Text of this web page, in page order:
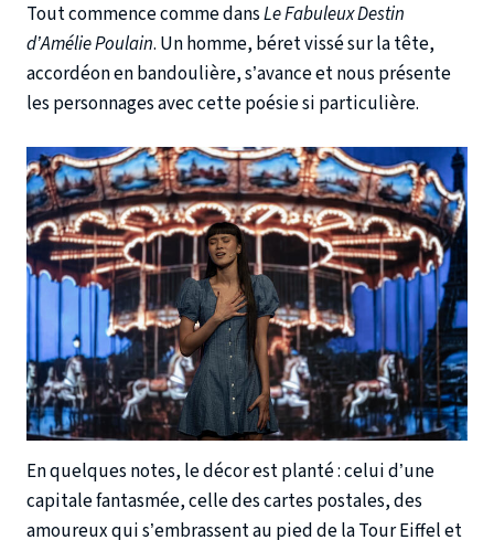
Tout commence comme dansLe Fabuleux Destin
d’Amélie Poulain. Un homme, béret vissé sur la tête,
accordéon en bandoulière, s’avance et nous présente
les personnages avec cette poésie si particulière.
En quelques notes, le décor est planté : celui d’une
capitale fantasmée, celle des cartes postales, des
amoureux qui s’embrassent au pied de la Tour Eiffel et